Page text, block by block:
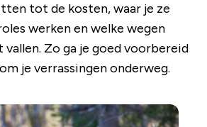
tot de kosten, waar je ze
werken en welke wegen
Zo ga je goed voorbereid
je verrassingen onderweg.